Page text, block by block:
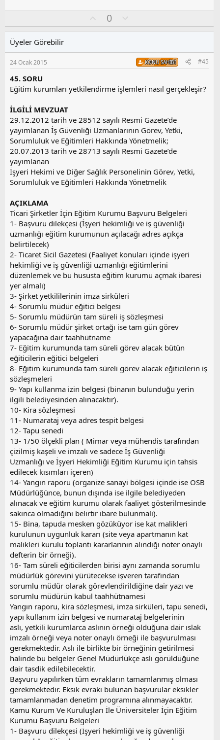
y
0
l
s
u
o
y
a
Üyeler Görebilir
24 Ocak 2015 KONU SAHIBI #45
45. SORU
Eğitim kurumları yetkilendirme işlemleri nasıl gerçekleşir?
İLGİLİ MEVZUAT
29.12.2012 tarih ve 28512 sayılı Resmi Gazete’de
yayımlanan İş Güvenliği Uzmanlarının Görev, Yetki,
Sorumluluk ve Eğitimleri Hakkında Yönetmelik;
20.07.2013 tarih ve 28713 sayılı Resmi Gazete’de
yayımlanan
İşyeri Hekimi ve Diğer Sağlık Personelinin Görev, Yetki,
Sorumluluk ve Eğitimleri Hakkında Yönetmelik
AÇIKLAMA
Ticari Şirketler İçin Eğitim Kurumu Başvuru Belgeleri
1- Başvuru dilekçesi (İşyeri hekimliği ve iş güvenliği
uzmanlığı eğitim kurumunun açılacağı adres açıkça
belirtilecek)
2- Ticaret Sicil Gazetesi (Faaliyet konuları içinde işyeri
hekimliği ve iş güvenliği uzmanlığı eğitimlerini
düzenlemek ve bu hususta eğitim kurumu açmak ibaresi
yer almalı)
3- Şirket yetkililerinin imza sirküleri
4- Sorumlu müdür eğitici belgesi
5- Sorumlu müdürün tam süreli iş sözleşmesi
6- Sorumlu müdür şirket ortağı ise tam gün görev
yapacağına dair taahhütname
7- Eğitim kurumunda tam süreli görev alacak bütün
eğiticilerin eğitici belgeleri
8- Eğitim kurumunda tam süreli görev alacak eğiticilerin iş
sözleşmeleri
9- Yapı kullanma izin belgesi (binanın bulunduğu yerin
ilgili belediyesinden alınacaktır).
10- Kira sözleşmesi
11- Numarataj veya adres tespit belgesi
12- Tapu senedi
13- 1/50 ölçekli plan ( Mimar veya mühendis tarafından
çizilmiş kaşeli ve imzalı ve sadece İş Güvenliği
Uzmanlığı ve İşyeri Hekimliği Eğitim Kurumu için tahsis
edilecek kısımları içeren)
14- Yangın raporu (organize sanayi bölgesi içinde ise OSB
Müdürlüğünce, bunun dışında ise ilgile belediyeden
alınacak ve eğitim kurumu olarak faaliyet gösterilmesinde
sakınca olmadığını belirtir ibare bulunmalı).
15- Bina, tapuda mesken gözüküyor ise kat malikleri
kurulunun uygunluk kararı (site veya apartmanın kat
malikleri kurulu toplantı kararlarının alındığı noter onaylı
defterin bir örneği).
16- Tam süreli eğiticilerden birisi aynı zamanda sorumlu
müdürlük görevini yürütecekse işveren tarafından
sorumlu müdür olarak görevlendirildiğine dair yazı ve
sorumlu müdürün kabul taahhütnamesi
Yangın raporu, kira sözleşmesi, imza sirküleri, tapu senedi,
yapı kullanım izin belgesi ve numarataj belgelerinin
aslı, yetkili kurumlarca aslının örneği olduğuna dair ıslak
imzalı örneği veya noter onaylı örneği ile başvurulması
gerekmektedir. Aslı ile birlikte bir örneğinin getirilmesi
halinde bu belgeler Genel Müdürlükçe aslı görüldüğüne
dair tasdik edilebilecektir.
Başvuru yapılırken tüm evrakların tamamlanmış olması
gerekmektedir. Eksik evrakı bulunan başvurular eksikler
tamamlanmadan denetim programına alınmayacaktır.
Kamu Kurum Ve Kuruluşları İle Üniversiteler İçin Eğitim
Kurumu Başvuru Belgeleri
1- Başvuru dilekçesi (İşyeri hekimliği ve iş güvenliği